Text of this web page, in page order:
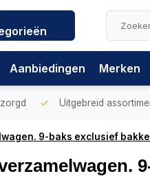
Aanbiedingen Merken
Uitgebreid
9-baks exclusief